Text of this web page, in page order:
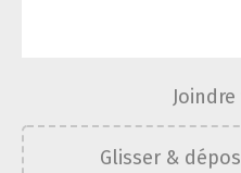
Joindre
Glisser &